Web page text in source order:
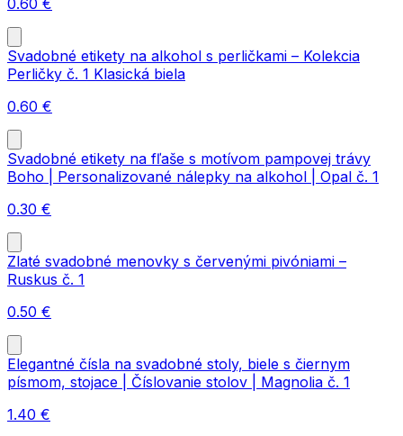
Svadobné etikety na alkohol s perličkami – Kolekcia
Perličky č. 1 Klasická biela
0.60 €
Svadobné etikety na fľaše s motívom pampovej trávy
Boho | Personalizované nálepky na alkohol | Opal č. 1
0.30 €
Zlaté svadobné menovky s červenými pivóniami –
Ruskus č. 1
0.50 €
Elegantné čísla na svadobné stoly, biele s čiernym
písmom, stojace | Číslovanie stolov | Magnolia č. 1
1.40 €